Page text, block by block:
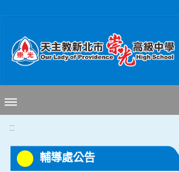
:::
輔導處公告